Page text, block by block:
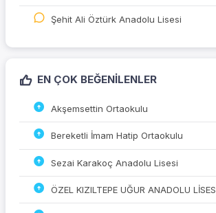
Şehit Ali Öztürk Anadolu Lisesi
EN ÇOK BEĞENILENLER
Akşemsettin Ortaokulu
Bereketli İmam Hatip Ortaokulu
Sezai Karakoç Anadolu Lisesi
ÖZEL KIZILTEPE UĞUR ANADOLU